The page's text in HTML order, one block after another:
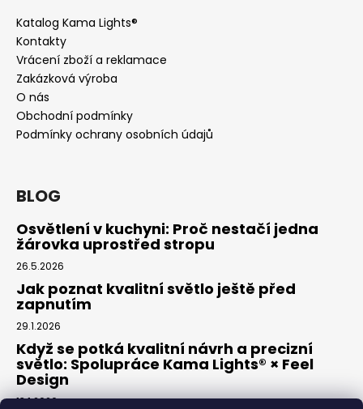
Katalog Kama Lights®
Kontakty
Vrácení zboží a reklamace
Zakázková výroba
O nás
Obchodní podmínky
Podmínky ochrany osobních údajů
BLOG
Osvětlení v kuchyni: Proč nestačí jedna
žárovka uprostřed stropu
26.5.2026
Jak poznat kvalitní světlo ještě před
zapnutím
29.1.2026
Když se potká kvalitní návrh a precizní
světlo: Spolupráce Kama Lights® × Feel
Design
13.1.2026